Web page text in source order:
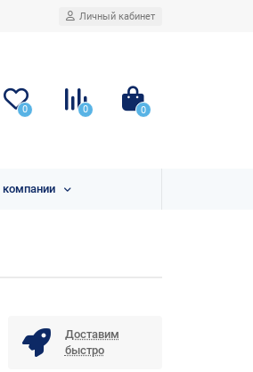
Личный кабинет
0 0 0
Доставим
быстро